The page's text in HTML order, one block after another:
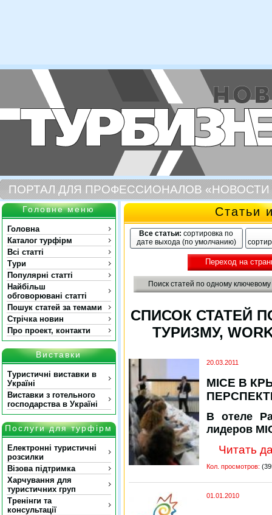
ПОРТАЛ ДЛЯ ПРОФЕССИОНАЛОВ «НОВОСТИ
Головне меню
Головна
Каталог турфірм
Всі статті
Тури
Популярні статті
Найбільш
обговорювані статті
Пошук статей за темами
Стрічка новин
Про проект, контакти
Виставки
Туристичні виставки в
Україні
Виставки з готельного
господарства в Україні
Послуги для турфірм
Електронні туристичні
розсилки
Візова підтримка
Харчування для
туристичних груп
Тренінги та
консультації
Статьи
Все статьи: сортировка по
дате выхода (по умолчанию)
Переход на
Поиск статей по одному ключевому
СПИСОК СТАТЕЙ
ТУРИЗМУ,
20.03.2011
MIСE В
В отеле
лидеров
Читать
Кол. просмотров:
01.01.2010